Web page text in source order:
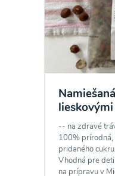
-- na zdravé
100% prírodná,
pridaného
Vhodná pre
na prípravu v